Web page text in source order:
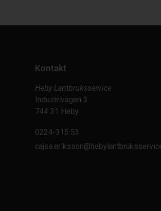
Kontakt
Heby Lantbruksservice
Industrivägen 3
744 31 Heby
0224-315 53